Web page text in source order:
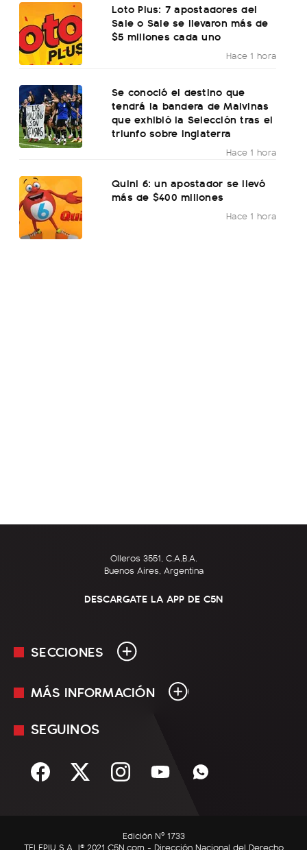
Loto Plus: 7 apostadores del
Sale o Sale se llevaron más de
$5 millones cada uno
Hace 1 hora
Se conoció el destino que
tendrá la bandera de Malvinas
que exhibió la Selección tras el
triunfo sobre Inglaterra
Hace 1 hora
Quini 6: un apostador se llevó
más de $400 millones
Hace 1 hora
Olleros 3551, C.A.B.A.
Buenos Aires, Argentina
DESCARGATE LA APP DE C5N
SECCIONES
En Vivo
Sociedad
C5N Autos
MÁS INFORMACIÓN
Mediakit
Términos y condiciones
SEGUINOS
Edición Nº 1733
TELEPIU S.A. |© 2021 C5N.com - Dirección Nacional del Derecho